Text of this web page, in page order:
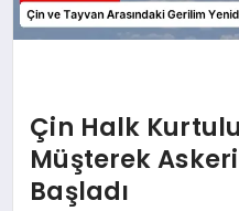
Çin Halk
Müşterek
Başladı